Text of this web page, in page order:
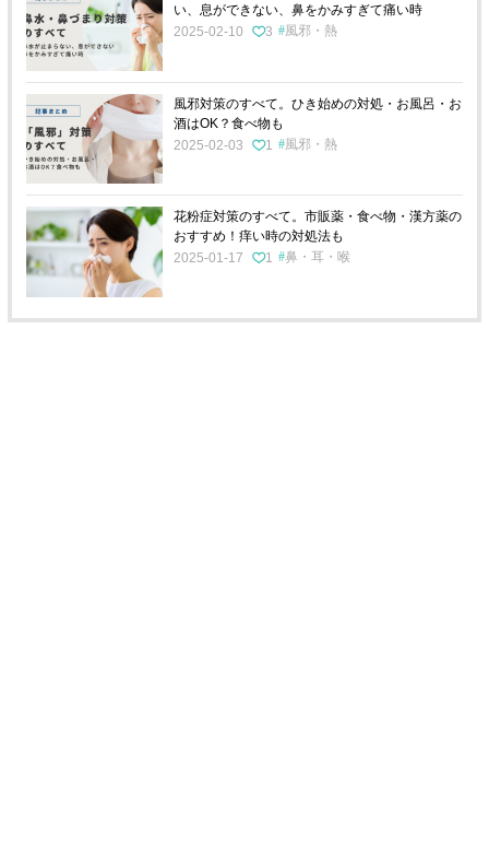
い、息ができない、鼻をかみすぎて痛い時
2025-02-10
3 風邪・熱
風邪対策のすべて。ひき始めの対処・お風呂・お
酒はOK？食べ物も
2025-02-03
1 風邪・熱
花粉症対策のすべて。市販薬・食べ物・漢方薬の
おすすめ！痒い時の対処法も
2025-01-17
1 鼻・耳・喉